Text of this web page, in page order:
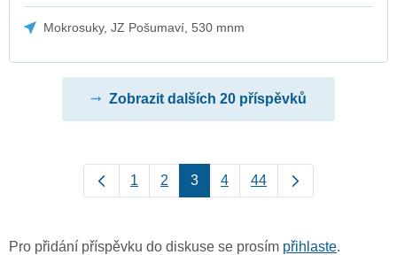
Mokrosuky, JZ Pošumaví, 530 mnm
Zobrazit dalších 20 příspěvků
1 2 3 4 44
Pro přidání příspěvku do diskuse se prosím přihlaste.